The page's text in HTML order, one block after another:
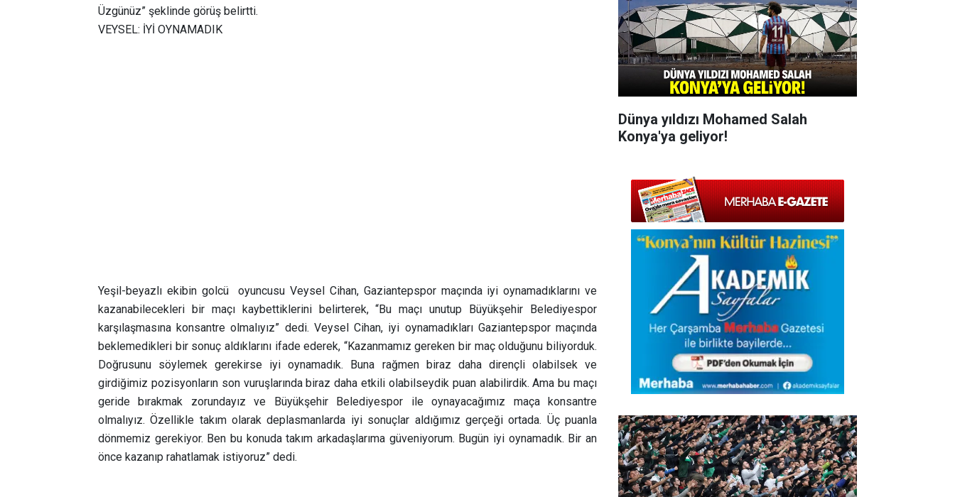
Üzgünüz” şeklinde görüş belirtti.
VEYSEL: İYİ OYNAMADIK
Yeşil-beyazlı ekibin golcü
oyuncusu Veysel Cihan, Gaziantepspor maçında iyi oynamadıklarını ve
kazanabilecekleri bir maçı kaybettiklerini belirterek, “Bu maçı unutup Büyükşehir Belediyespor
karşılaşmasına konsantre olmalıyız” dedi. Veysel Cihan, iyi oynamadıkları Gaziantepspor maçında
beklemedikleri bir sonuç aldıklarını ifade ederek, “Kazanmamız gereken bir maç olduğunu biliyorduk.
Doğrusunu söylemek gerekirse iyi oynamadık. Buna rağmen biraz daha dirençli olabilsek ve
girdiğimiz pozisyonların son vuruşlarında biraz daha etkili olabilseydik puan alabilirdik. Ama bu maçı
geride bırakmak zorundayız ve Büyükşehir Belediyespor ile oynayacağımız maça konsantre
olmalıyız. Özellikle takım olarak deplasmanlarda iyi sonuçlar aldığımız gerçeği ortada. Üç puanla
dönmemiz gerekiyor. Ben bu konuda takım arkadaşlarıma güveniyorum. Bugün iyi oynamadık. Bir an
önce kazanıp rahatlamak istiyoruz” dedi.
Dünya yıldızı Mohamed Salah
Konya'ya geliyor!